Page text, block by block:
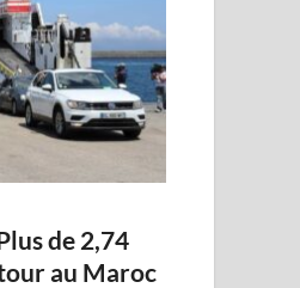
de 2,74
au Maroc